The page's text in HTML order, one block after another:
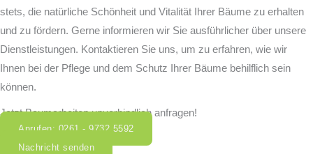
stets, die natürliche Schönheit und Vitalität Ihrer Bäume zu erhalten
und zu fördern. Gerne informieren wir Sie ausführlicher über unsere
Dienstleistungen. Kontaktieren Sie uns, um zu erfahren, wie wir
Ihnen bei der Pflege und dem Schutz Ihrer Bäume behilflich sein
können.
Jetzt Baumarbeiten unverbindlich anfragen!
Anrufen: 0261 - 9732 5592
Nachricht senden